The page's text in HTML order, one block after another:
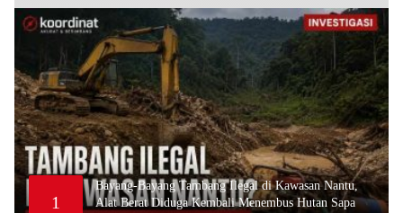
1
Bayang-Bayang Tambang Ilegal di Kawasan Nantu,
Alat Berat Diduga Kembali Menembus Hutan Sapa